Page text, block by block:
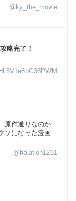
@ky_the_movie
略完了！
原作通りなのか
ソになった漫画
@halation1231